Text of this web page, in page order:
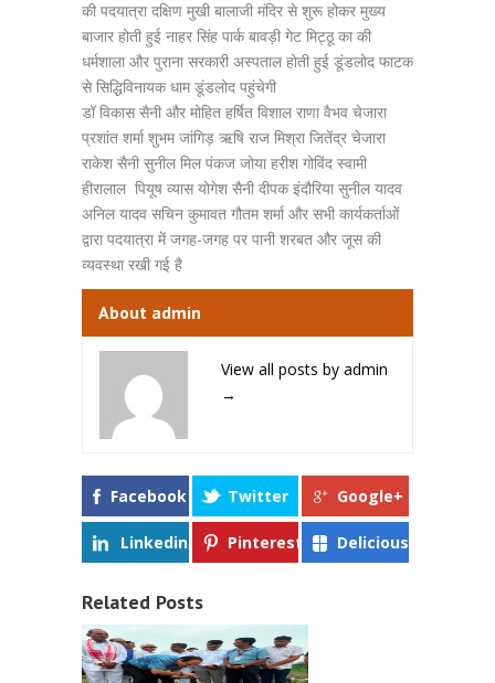
की पदयात्रा दक्षिण मुखी बालाजी मंदिर से शुरू होकर मुख्य
बाजार होती हुई नाहर सिंह पार्क बावड़ी गेट मिट्ठू का की
धर्मशाला और पुराना सरकारी अस्पताल होती हुई डूंडलोद फाटक
से सिद्धिविनायक धाम डूंडलोद पहुंचेगी
डॉ विकास सैनी और मोहित हर्षित विशाल राणा वैभव चेजारा
प्रशांत शर्मा शुभम जांगिड़ ऋषि राज मिश्रा जितेंद्र चेजारा
राकेश सैनी सुनील मिल पंकज जोया हरीश गोविंद स्वामी
हीरालाल पियूष व्यास योगेश सैनी दीपक इंदौरिया सुनील यादव
अनिल यादव सचिन कुमावत गौतम शर्मा और सभी कार्यकर्ताओं
द्वारा पदयात्रा में जगह-जगह पर पानी शरबत और जूस की
व्यवस्था रखी गई है
About admin
View all posts by admin
→
Facebook Twitter Google+
Linkedin Pinterest Delicious
Related Posts